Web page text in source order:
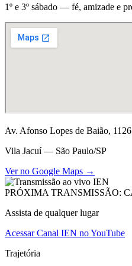
1º e 3º sábado — fé, amizade e
Av. Afonso Lopes de Baião, 1126
Vila Jacuí — São Paulo/SP
Ver no Google Maps →
PRÓXIMA TRANSMISSÃO:
Assista de qualquer lugar
Acessar Canal IEN no YouTube
Trajetória